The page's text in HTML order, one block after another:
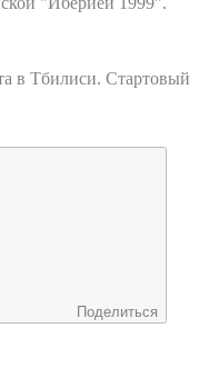
в Тбилиси. Стартовый
Поделиться